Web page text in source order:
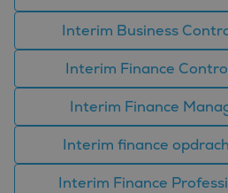
Interim Business
Interim Finance
Interim Finance
Interim finance
Interim Finance